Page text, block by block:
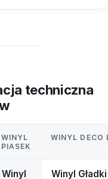
techniczna
WINYL
PIASEK
WINYL DECO
Winyl Winyl Gładki